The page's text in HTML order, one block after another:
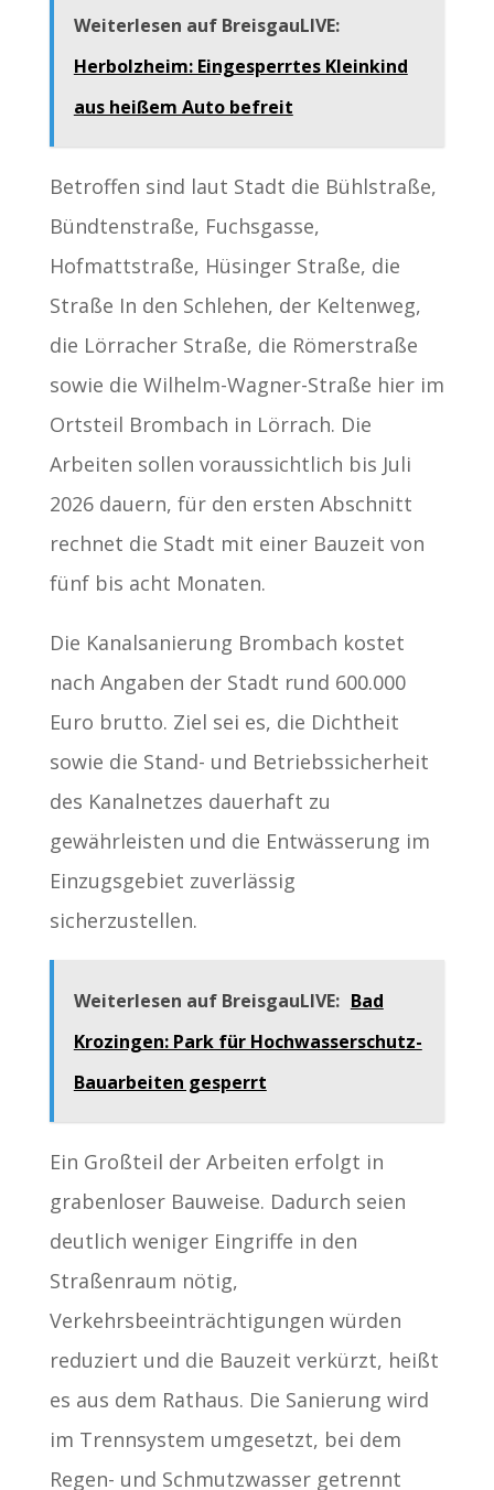
Weiterlesen auf BreisgauLIVE:
Herbolzheim: Eingesperrtes Kleinkind
aus heißem Auto befreit
Betroffen sind laut Stadt die Bühlstraße,
Bündtenstraße, Fuchsgasse,
Hofmattstraße, Hüsinger Straße, die
Straße In den Schlehen, der Keltenweg,
die Lörracher Straße, die Römerstraße
sowie die Wilhelm-Wagner-Straße hier im
Ortsteil Brombach in Lörrach. Die
Arbeiten sollen voraussichtlich bis Juli
2026 dauern, für den ersten Abschnitt
rechnet die Stadt mit einer Bauzeit von
fünf bis acht Monaten.
Die Kanalsanierung Brombach kostet
nach Angaben der Stadt rund 600.000
Euro brutto. Ziel sei es, die Dichtheit
sowie die Stand- und Betriebssicherheit
des Kanalnetzes dauerhaft zu
gewährleisten und die Entwässerung im
Einzugsgebiet zuverlässig
sicherzustellen.
Weiterlesen auf BreisgauLIVE: Bad
Krozingen: Park für Hochwasserschutz-
Bauarbeiten gesperrt
Ein Großteil der Arbeiten erfolgt in
grabenloser Bauweise. Dadurch seien
deutlich weniger Eingriffe in den
Straßenraum nötig,
Verkehrsbeeinträchtigungen würden
reduziert und die Bauzeit verkürzt, heißt
es aus dem Rathaus. Die Sanierung wird
im Trennsystem umgesetzt, bei dem
Regen- und Schmutzwasser getrennt